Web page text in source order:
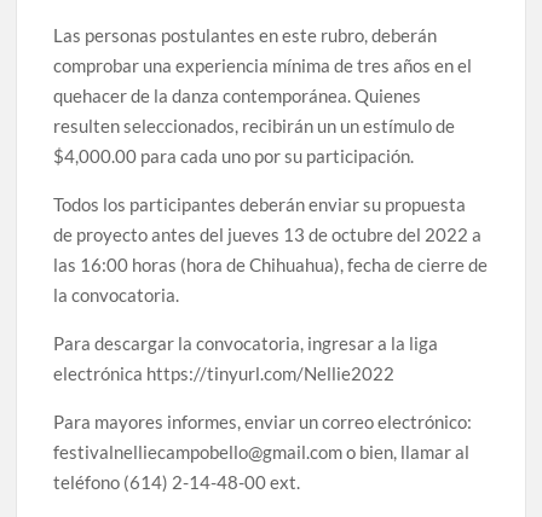
Las personas postulantes en este rubro, deberán
comprobar una experiencia mínima de tres años en el
quehacer de la danza contemporánea. Quienes
resulten seleccionados, recibirán un un estímulo de
$4,000.00 para cada uno por su participación.
Todos los participantes deberán enviar su propuesta
de proyecto antes del jueves 13 de octubre del 2022 a
las 16:00 horas (hora de Chihuahua), fecha de cierre de
la convocatoria.
Para descargar la convocatoria, ingresar a la liga
electrónica https://tinyurl.com/Nellie2022
Para mayores informes, enviar un correo electrónico:
festivalnelliecampobello@gmail.com o bien, llamar al
teléfono (614) 2-14-48-00 ext.